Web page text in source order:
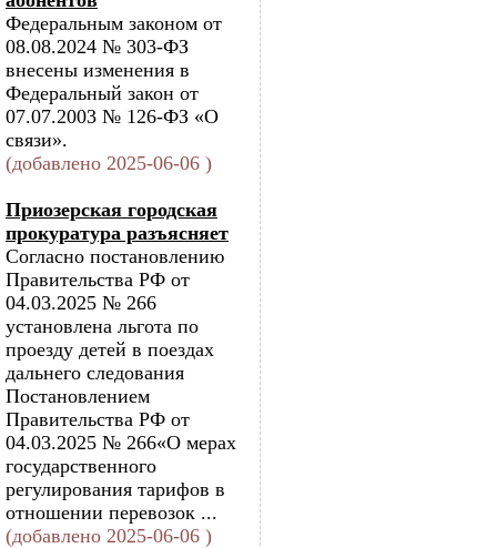
Федеральным законом от
08.08.2024 № 303-ФЗ
внесены изменения в
Федеральный закон от
07.07.2003 № 126-ФЗ «О
связи».
(добавлено 2025-06-06 )
Приозерская городская
прокуратура разъясняет
Согласно постановлению
Правительства РФ от
04.03.2025 № 266
установлена льгота по
проезду детей в поездах
дальнего следования
Постановлением
Правительства РФ от
04.03.2025 № 266«О мерах
государственного
регулирования тарифов в
отношении перевозок ...
(добавлено 2025-06-06 )